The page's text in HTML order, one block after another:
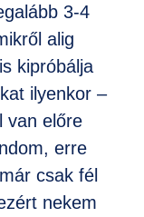
3-4
alig
kipróbálja
ilyenkor –
van előre
erre
csak fél
nekem